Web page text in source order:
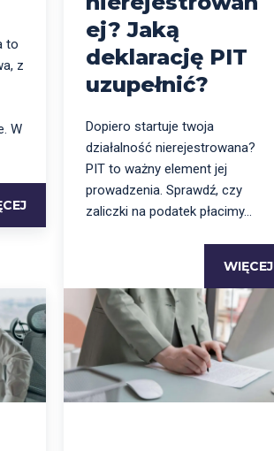
to
z
W
ej? Jaką
deklarację PIT
uzupełnić?
Dopiero startuje twoja
działalność nierejestrowana?
PIT to ważny element jej
prowadzenia. Sprawdź, czy
zaliczki na podatek płacimy...
WIĘCEJ